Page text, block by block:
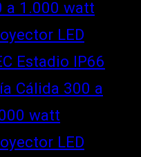
a 1.000 watt
LED
Estadio IP66
Cálida 300 a
watt
LED